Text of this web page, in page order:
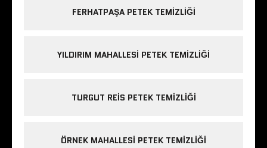
FERHATPAŞA PETEK TEMIZLIĞI
YILDIRIM MAHALLESI PETEK TEMIZLIĞI
TURGUT REIS PETEK TEMIZLIĞI
ÖRNEK MAHALLESI PETEK TEMIZLIĞI